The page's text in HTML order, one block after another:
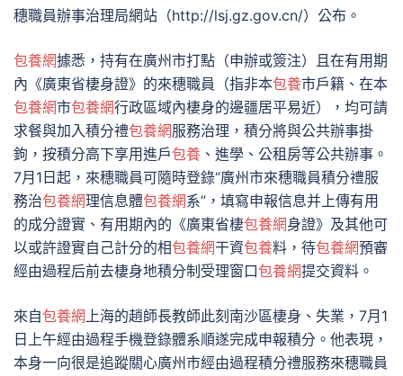
穗職員辦事治理局網站（http://lsj.gz.gov.cn/）公布。
包養網據悉，持有在廣州市打點（申辦或簽注）且在有用期
內《廣東省棲身證》的來穗職員（指非本包養市戶籍、在本
包養網市包養網行政區域內棲身的邊疆居平易近），均可請
求餐與加入積分禮包養網服務治理，積分將與公共辦事掛
鉤，按積分高下享用進戶包養 、進學、公租房等公共辦事。
7月1日起，來穗職員可隨時登錄“廣州市來穗職員積分禮服
務治包養網理信息體包養網系”，填寫申報信息并上傳有用
的成分證實、有用期內的《廣東省棲包養網身證》及其他可
以或許證實自己計分的相包養網干資包養料，待包養網預審
經由過程后前去棲身地積分制受理窗口包養網提交資料。
來自包養網上海的趙師長教師此刻南沙區棲身、失業，7月1
日上午經由過程手機登錄體系順遂完成申報積分。他表現，
本身一向很是追蹤關心廣州市經由過程積分禮服務來穗職員